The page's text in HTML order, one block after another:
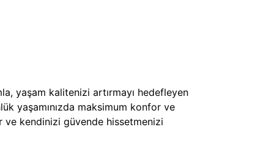
yaşam kalitenizi artırmayı hedefleyen
yaşamınızda maksimum konfor ve
ve kendinizi güvende hissetmenizi